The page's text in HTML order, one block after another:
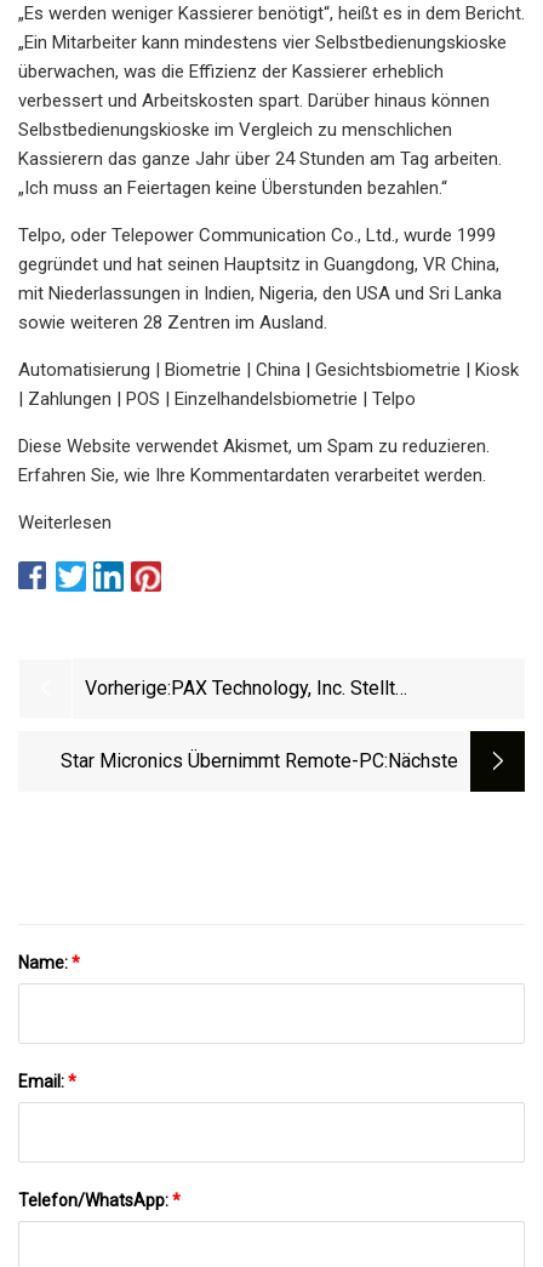
„Es werden weniger Kassierer benötigt“, heißt es in dem Bericht.
„Ein Mitarbeiter kann mindestens vier Selbstbedienungskioske
überwachen, was die Effizienz der Kassierer erheblich
verbessert und Arbeitskosten spart. Darüber hinaus können
Selbstbedienungskioske im Vergleich zu menschlichen
Kassierern das ganze Jahr über 24 Stunden am Tag arbeiten.
„Ich muss an Feiertagen keine Überstunden bezahlen.“
Telpo, oder Telepower Communication Co., Ltd., wurde 1999
gegründet und hat seinen Hauptsitz in Guangdong, VR China,
mit Niederlassungen in Indien, Nigeria, den USA und Sri Lanka
sowie weiteren 28 Zentren im Ausland.
Automatisierung | Biometrie | China | Gesichtsbiometrie | Kiosk
| Zahlungen | POS | Einzelhandelsbiometrie | Telpo
Diese Website verwendet Akismet, um Spam zu reduzieren.
Erfahren Sie, wie Ihre Kommentardaten verarbeitet werden.
Weiterlesen
Vorherige: PAX Technology, Inc. Stellt
Vor
Star Micronics Übernimmt Remote-PC:nächste
Name:*
Email:*
Telefon/WhatsApp:*